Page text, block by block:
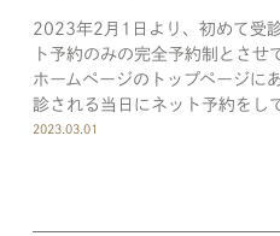
2023年2月1日より、初めて受
ト予約のみの完全予約制とさせ
ホームページのトップページに
診される当日にネット予約をし
2023.03.01